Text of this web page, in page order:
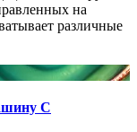
на
различные
С